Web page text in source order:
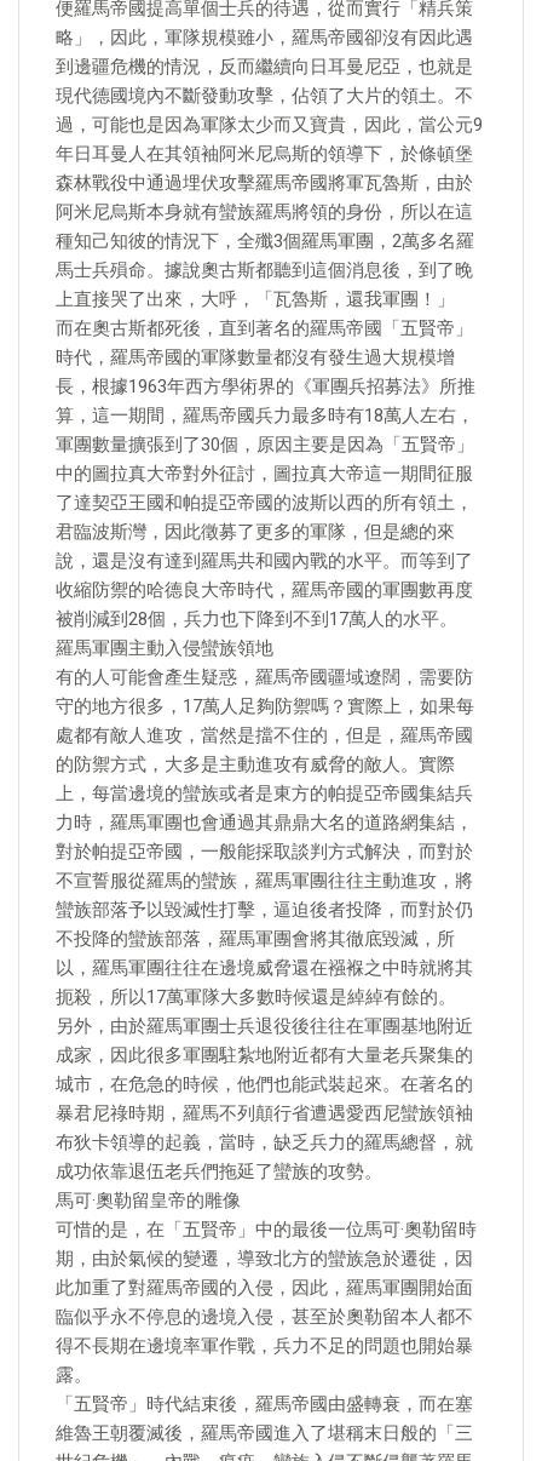
便羅馬帝國提高單個士兵的待遇，從而實行「精兵策
略」，因此，軍隊規模雖小，羅馬帝國卻沒有因此遇
到邊疆危機的情況，反而繼續向日耳曼尼亞，也就是
現代德國境內不斷發動攻擊，佔領了大片的領土。不
過，可能也是因為軍隊太少而又寶貴，因此，當公元9
年日耳曼人在其領袖阿米尼烏斯的領導下，於條頓堡
森林戰役中通過埋伏攻擊羅馬帝國將軍瓦魯斯，由於
阿米尼烏斯本身就有蠻族羅馬將領的身份，所以在這
種知己知彼的情況下，全殲3個羅馬軍團，2萬多名羅
馬士兵殞命。據說奧古斯都聽到這個消息後，到了晚
上直接哭了出來，大呼，「瓦魯斯，還我軍團！」
而在奧古斯都死後，直到著名的羅馬帝國「五賢帝」
時代，羅馬帝國的軍隊數量都沒有發生過大規模增
長，根據1963年西方學術界的《軍團兵招募法》所推
算，這一期間，羅馬帝國兵力最多時有18萬人左右，
軍團數量擴張到了30個，原因主要是因為「五賢帝」
中的圖拉真大帝對外征討，圖拉真大帝這一期間征服
了達契亞王國和帕提亞帝國的波斯以西的所有領土，
君臨波斯灣，因此徵募了更多的軍隊，但是總的來
說，還是沒有達到羅馬共和國內戰的水平。而等到了
收縮防禦的哈德良大帝時代，羅馬帝國的軍團數再度
被削減到28個，兵力也下降到不到17萬人的水平。
羅馬軍團主動入侵蠻族領地
有的人可能會產生疑惑，羅馬帝國疆域遼闊，需要防
守的地方很多，17萬人足夠防禦嗎？實際上，如果每
處都有敵人進攻，當然是擋不住的，但是，羅馬帝國
的防禦方式，大多是主動進攻有威脅的敵人。實際
上，每當邊境的蠻族或者是東方的帕提亞帝國集結兵
力時，羅馬軍團也會通過其鼎鼎大名的道路網集結，
對於帕提亞帝國，一般能採取談判方式解決，而對於
不宣誓服從羅馬的蠻族，羅馬軍團往往主動進攻，將
蠻族部落予以毀滅性打擊，逼迫後者投降，而對於仍
不投降的蠻族部落，羅馬軍團會將其徹底毀滅，所
以，羅馬軍團往往在邊境威脅還在襁褓之中時就將其
扼殺，所以17萬軍隊大多數時候還是綽綽有餘的。
另外，由於羅馬軍團士兵退役後往往在軍團基地附近
成家，因此很多軍團駐紮地附近都有大量老兵聚集的
城市，在危急的時候，他們也能武裝起來。在著名的
暴君尼祿時期，羅馬不列顛行省遭遇愛西尼蠻族領袖
布狄卡領導的起義，當時，缺乏兵力的羅馬總督，就
成功依靠退伍老兵們拖延了蠻族的攻勢。
馬可·奧勒留皇帝的雕像
可惜的是，在「五賢帝」中的最後一位馬可·奧勒留時
期，由於氣候的變遷，導致北方的蠻族急於遷徙，因
此加重了對羅馬帝國的入侵，因此，羅馬軍團開始面
臨似乎永不停息的邊境入侵，甚至於奧勒留本人都不
得不長期在邊境率軍作戰，兵力不足的問題也開始暴
露。
「五賢帝」時代結束後，羅馬帝國由盛轉衰，而在塞
維魯王朝覆滅後，羅馬帝國進入了堪稱末日般的「三